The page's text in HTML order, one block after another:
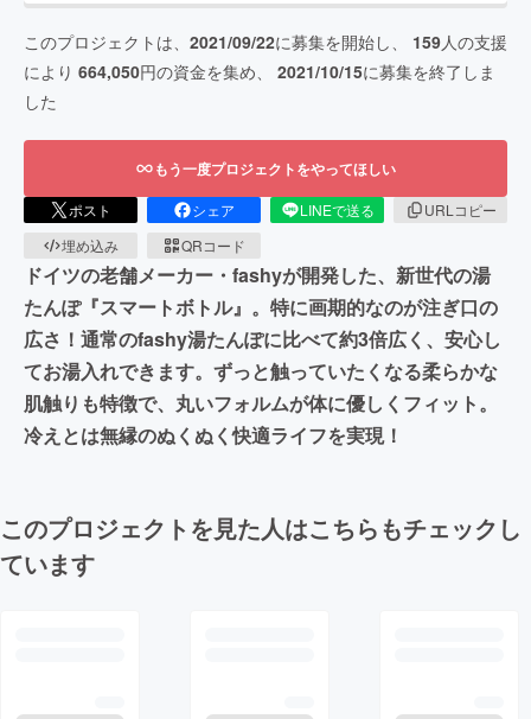
このプロジェクトは、 2021/09/22に募集を開始し、 159人の支援
により 664,050円の資金を集め、 2021/10/15に募集を終了しま
した
もう一度プロジェクトをやってほしい
ポスト シェア LINEで送る
URLコピー
埋め込み
QRコード
ドイツの老舗メーカー・fashyが開発した、新世代の湯
たんぽ『スマートボトル』。特に画期的なのが注ぎ口の
広さ！通常のfashy湯たんぽに比べて約3倍広く、安心し
てお湯入れできます。ずっと触っていたくなる柔らかな
肌触りも特徴で、丸いフォルムが体に優しくフィット。
冷えとは無縁のぬくぬく快適ライフを実現！
このプロジェクトを見た人はこちらもチェックし
ています